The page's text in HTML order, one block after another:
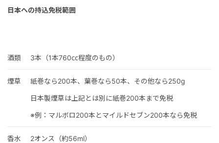
日本への持込免税範囲
酒類 3本（1本760㏄程度のもの）
煙草 紙巻なら200本、葉巻なら50本、その他なら250g
日本製煙草は上記とは別に紙巻200本まで免税
※例：マルボロ200本とマイルドセブン200本なら免税
香水 2オンス（約56ml）